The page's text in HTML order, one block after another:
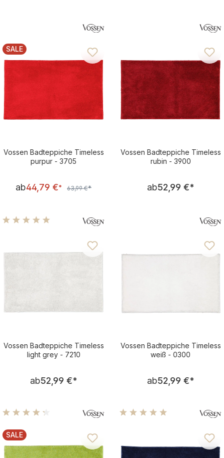
RABATT
SALE
Vossen Badteppiche Timeless
purpur - 3705
Verkaufspreis:
ab44,79 €* Regulärer Preis:
63,99 €*
Vossen Badteppiche Timeless
rubin - 3900
Regulärer
ab52,99 €*
Vossen Badteppiche Timeless
light grey - 7210
Regulärer Preis:
ab52,99 €*
Vossen Badteppiche Timeless
weiß - 0300
Regulärer
ab52,99 €*
RABATT
SALE